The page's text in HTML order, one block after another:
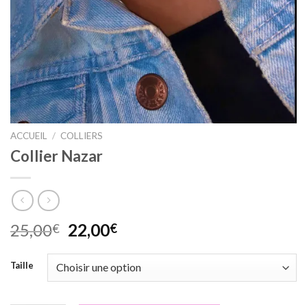
ACCUEIL / COLLIERS
Collier Nazar
25,00€ Le
prix
initial
était :
22,00€Le
actuel
est :
Taille